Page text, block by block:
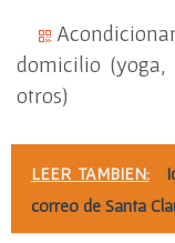
domicilio (yoga,
otros)
LEER TAMBIEN:
correo de Santa